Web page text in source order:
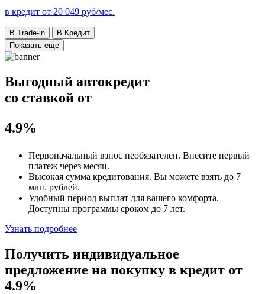
в кредит от 20 049 руб/мес.
В Trade-in
В Кредит
Показать еще
Выгодный автокредит
со ставкой от
4.9%
Первоначальный взнос необязателен. Внесите первый
платеж через месяц.
Высокая сумма кредитования. Вы можете взять до 7
млн. рублей.
Удобный период выплат для вашего комфорта.
Доступны программы сроком до 7 лет.
Узнать подробнее
Получить индивидуальное
предложение на покупку в кредит от
4.9%